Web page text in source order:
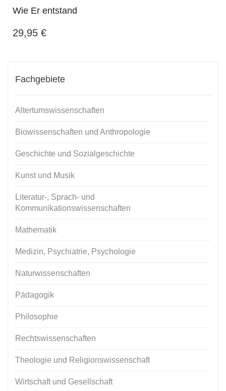
Wie Er entstand
29,95 €
Fachgebiete
Altertumswissenschaften
Biowissenschaften und Anthropologie
Geschichte und Sozialgeschichte
Kunst und Musik
Literatur-, Sprach- und
Kommunikationswissenschaften
Mathematik
Medizin, Psychiatrie, Psychologie
Naturwissenschaften
Pädagogik
Philosophie
Rechtswissenschaften
Theologie und Religionswissenschaft
Wirtschaft und Gesellschaft